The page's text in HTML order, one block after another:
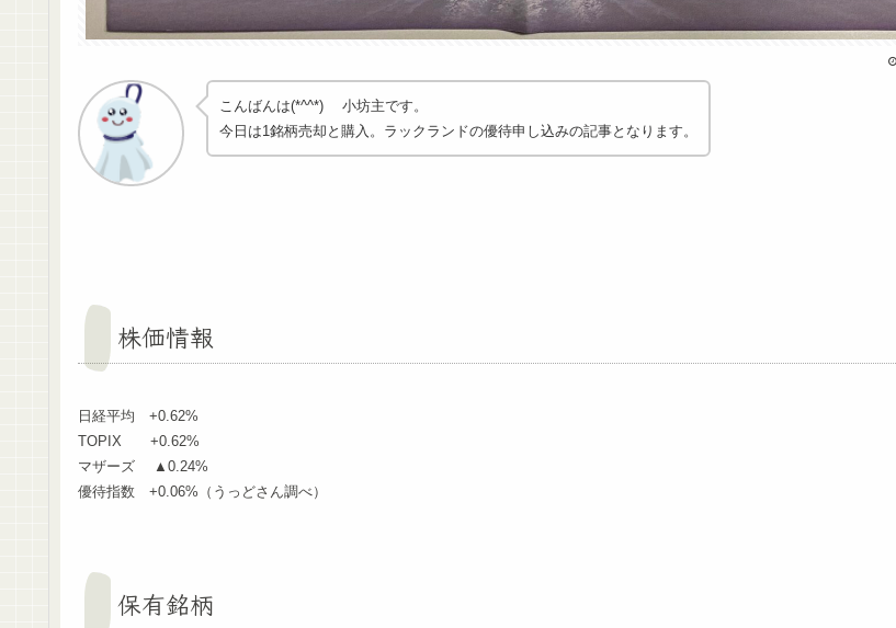
こんばんは(*^^*) 小坊主です。
今日は1銘柄売却と購入。ラックランドの優待申し込みの記事となります。
株価情報
日経平均 +0.62%
TOPIX +0.62%
マザーズ ▲0.24%
優待指数 +0.06%（うっどさん調べ）
保有銘柄